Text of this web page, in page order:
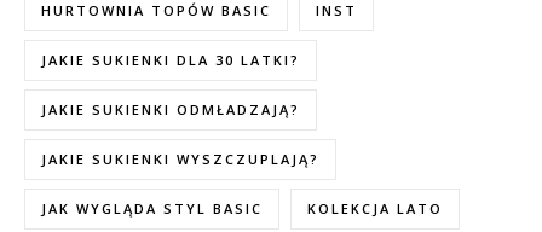
HURTOWNIA TOPÓW BASIC INST
JAKIE SUKIENKI DLA 30 LATKI?
JAKIE SUKIENKI ODMŁADZAJĄ?
JAKIE SUKIENKI WYSZCZUPLAJĄ?
JAK WYGLĄDA STYL BASIC KOLEKCJA LATO